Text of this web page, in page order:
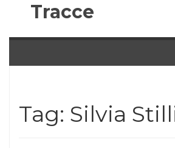
Tracce
Tag: Silvia